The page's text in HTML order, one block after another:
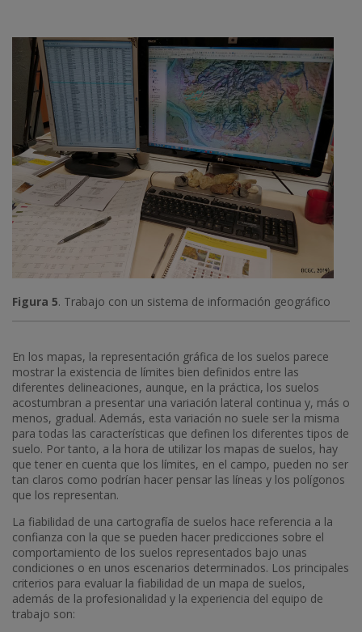
Figura 5. Trabajo con un sistema de información geográfico
En los mapas, la representación gráfica de los suelos parece
mostrar la existencia de límites bien definidos entre las
diferentes delineaciones, aunque, en la práctica, los suelos
acostumbran a presentar una variación lateral continua y, más o
menos, gradual. Además, esta variación no suele ser la misma
para todas las características que definen los diferentes tipos de
suelo. Por tanto, a la hora de utilizar los mapas de suelos, hay
que tener en cuenta que los límites, en el campo, pueden no ser
tan claros como podrían hacer pensar las líneas y los polígonos
que los representan.
La fiabilidad de una cartografía de suelos hace referencia a la
confianza con la que se pueden hacer predicciones sobre el
comportamiento de los suelos representados bajo unas
condiciones o en unos escenarios determinados. Los principales
criterios para evaluar la fiabilidad de un mapa de suelos,
además de la profesionalidad y la experiencia del equipo de
trabajo son: